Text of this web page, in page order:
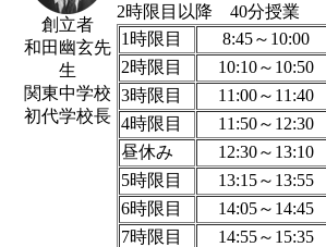
創立者
和田幽玄先
生
関東中学校
初代学校長
2時限目以降 40分授業
1時限目
8:45～10:00
2時限目
10:10～10:50
3時限目
11:00～11:40
4時限目
11:50～12:30
昼休み
12:30～13:10
5時限目
13:15～13:55
6時限目
14:05～14:45
7時限目
14:55～15:35